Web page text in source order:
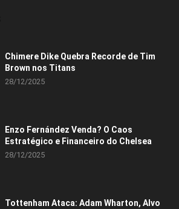
Chimere Dike Quebra Recorde de Tim
Brown nos Titans
28/12/2025
Enzo Fernández Venda? O Caos
Estratégico e Financeiro do Chelsea
28/12/2025
Tottenham Ataca: Adam Wharton, Alvo